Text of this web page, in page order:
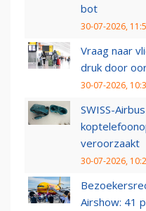
bot
30-07-2026,
Vraag naar
druk door
30-07-2026,
SWISS-
veroorzaakt
30-07-2026,
Airshow: 41